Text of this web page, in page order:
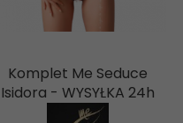
Komplet Me Seduce
Isidora - WYSYŁKA 24h